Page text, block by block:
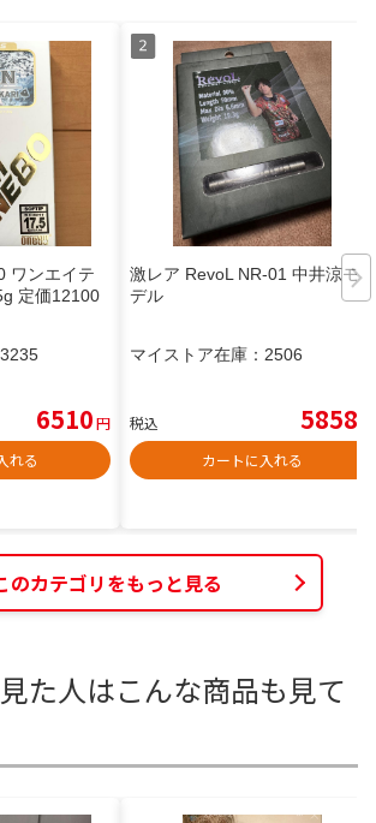
ワンエイテ
定価12100
3235
6510円
れる
激レア RevoL NR-01 中井涼モ
デル
マイストア在庫： 2506
税込 5858
カートに入れる
のカテゴリをもっと見る
た人はこんな商品も見て